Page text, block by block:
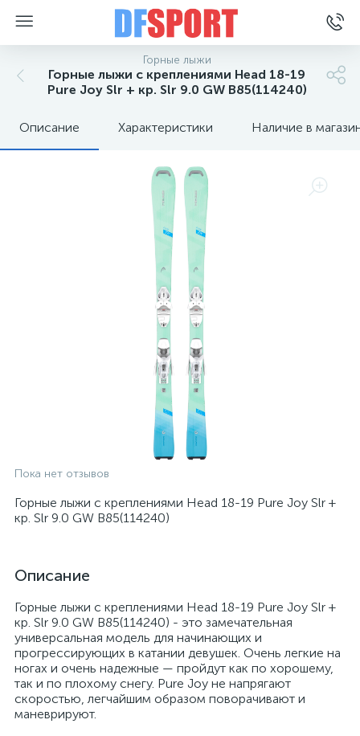
Горные лыжи
Горные лыжи с креплениями Head 18-19
Pure Joy Slr + кр. Slr 9.0 GW B85(114240)
Описание Характеристики Наличие в
Пока нет отзывов
Горные лыжи с креплениями Head 18-19 Pure Joy Slr +
кр. Slr 9.0 GW B85(114240)
Описание
Горные лыжи с креплениями Head 18-19 Pure Joy Slr +
кр. Slr 9.0 GW B85(114240) - это замечательная
универсальная модель для начинающих и
прогрессирующих в катании девушек. Очень легкие на
ногах и очень надежные — пройдут как по хорошему,
так и по плохому снегу. Pure Joy не напрягают
скоростью, легчайшим образом поворачивают и
маневрируют.